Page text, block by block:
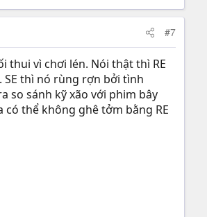
#7
thui vì chơi lén. Nói thật thì RE
thì nó rùng rợn bởi tình
so sánh kỹ xão với phim bây
thể không ghê tởm bằng RE